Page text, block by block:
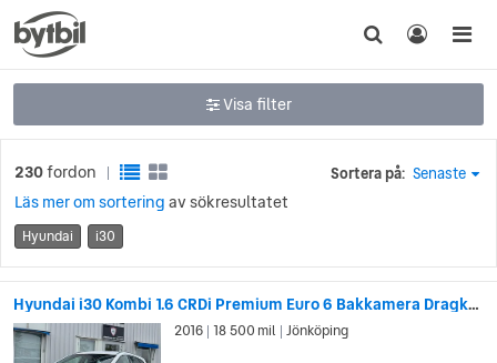
Visa filter
230fordon Sortera på: Senaste
Läs mer om sortering av sökresultatet
Hyundai i30
Hyundai i30 Kombi 1.6 CRDi Premium Euro 6 Bakkamera Dragkrok
2016 18 500 mil Jönköping